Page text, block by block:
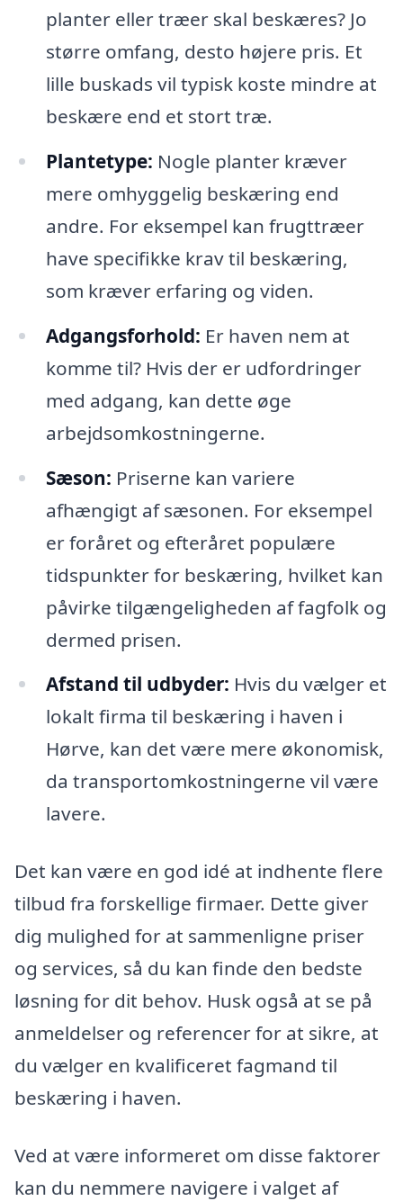
planter eller træer skal beskæres? Jo
større omfang, desto højere pris. Et
lille buskads vil typisk koste mindre at
beskære end et stort træ.
Plantetype: Nogle planter kræver
mere omhyggelig beskæring end
andre. For eksempel kan frugttræer
have specifikke krav til beskæring,
som kræver erfaring og viden.
Adgangsforhold: Er haven nem at
komme til? Hvis der er udfordringer
med adgang, kan dette øge
arbejdsomkostningerne.
Sæson: Priserne kan variere
afhængigt af sæsonen. For eksempel
er foråret og efteråret populære
tidspunkter for beskæring, hvilket kan
påvirke tilgængeligheden af fagfolk og
dermed prisen.
Afstand til udbyder: Hvis du vælger et
lokalt firma til beskæring i haven i
Hørve, kan det være mere økonomisk,
da transportomkostningerne vil være
lavere.
Det kan være en god idé at indhente flere
tilbud fra forskellige firmaer. Dette giver
dig mulighed for at sammenligne priser
og services, så du kan finde den bedste
løsning for dit behov. Husk også at se på
anmeldelser og referencer for at sikre, at
du vælger en kvalificeret fagmand til
beskæring i haven.
Ved at være informeret om disse faktorer
kan du nemmere navigere i valget af